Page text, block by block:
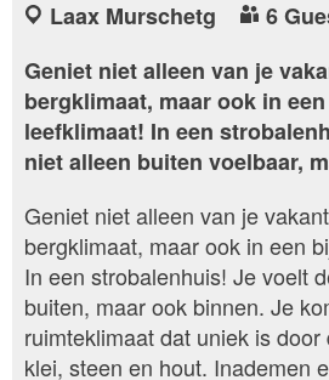
Laax Murschetg
6
Geniet niet alleen van je
bergklimaat, maar ook in
leefklimaat! In een
niet alleen buiten voelbaar,
Geniet niet alleen van je
bergklimaat, maar ook in een
In een strobalenhuis! Je voelt
buiten, maar ook binnen. Je
ruimteklimaat dat uniek is
klei, steen en hout. Inademen